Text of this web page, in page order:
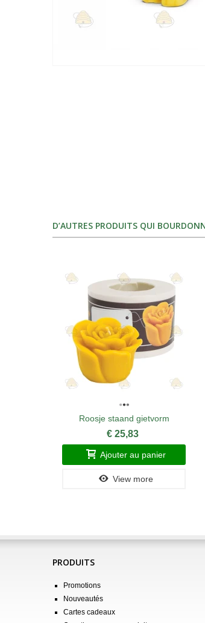
D’AUTRES PRODUITS QUI
Roosje staand gietvorm
€ 25,83
Ajouter au panier
View more
PRODUITS
Promotions
Nouveautés
Cartes cadeaux